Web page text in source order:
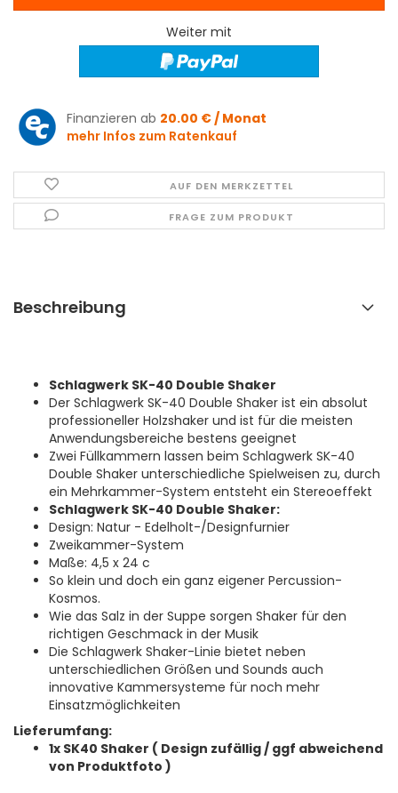
Weiter mit
Finanzieren ab 20.00 € / Monat
mehr Infos zum Ratenkauf
AUF DEN MERKZETTEL
FRAGE ZUM PRODUKT
Beschreibung
Schlagwerk SK-40 Double Shaker
Der Schlagwerk SK-40 Double Shaker ist ein absolut
professioneller Holzshaker und ist für die meisten
Anwendungsbereiche bestens geeignet
Zwei Füllkammern lassen beim Schlagwerk SK-40
Double Shaker unterschiedliche Spielweisen zu, durch
ein Mehrkammer-System entsteht ein Stereoeffekt
Schlagwerk SK-40 Double Shaker:
Design: Natur - Edelholt-/Designfurnier
Zweikammer-System
Maße: 4,5 x 24 c
So klein und doch ein ganz eigener Percussion-
Kosmos.
Wie das Salz in der Suppe sorgen Shaker für den
richtigen Geschmack in der Musik
Die Schlagwerk Shaker-Linie bietet neben
unterschiedlichen Größen und Sounds auch
innovative Kammersysteme für noch mehr
Einsatzmöglichkeiten
Lieferumfang:
1x SK40 Shaker ( Design zufällig / ggf abweichend
von Produktfoto )